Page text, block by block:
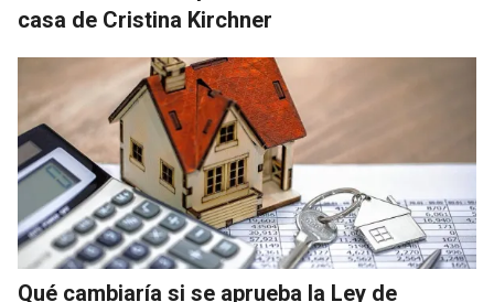
casa de Cristina Kirchner
Qué cambiaría si se aprueba la Ley de